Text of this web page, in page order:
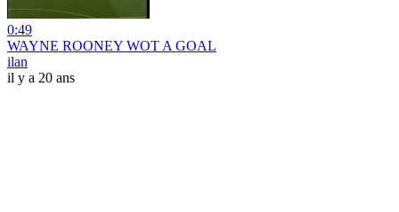
0:49
WAYNE ROONEY WOT A GOAL
ilan
il y a 20 ans